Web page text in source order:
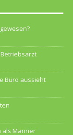
Büro aussieht
als Männer